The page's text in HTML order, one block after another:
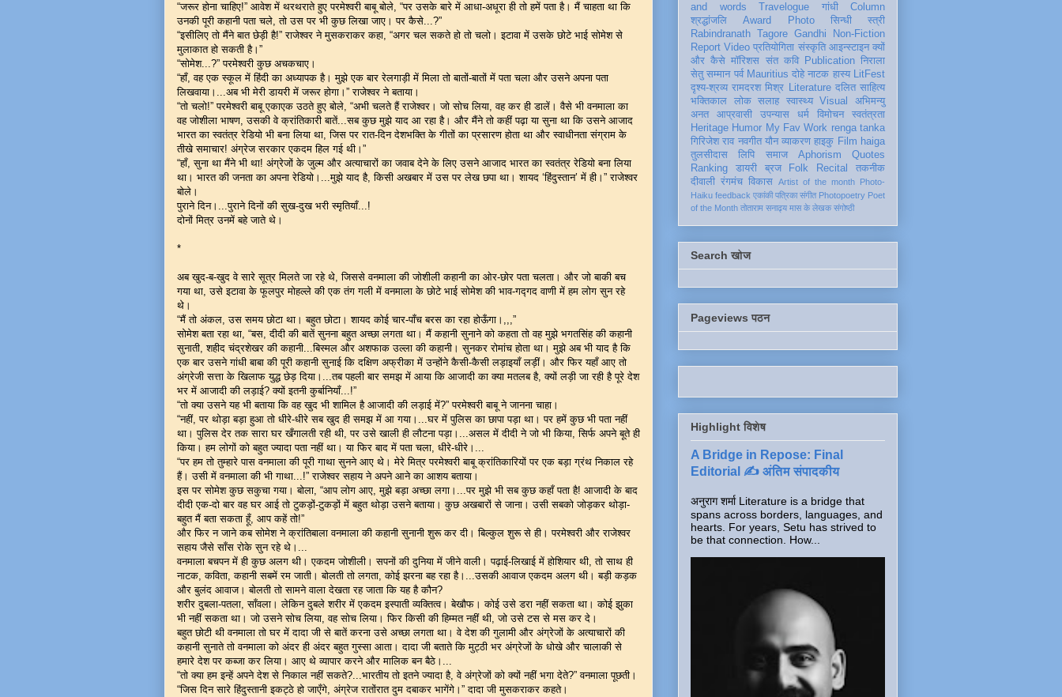
“जरूर होना चाहिए!” आवेश में थरथराते हुए परमेश्वरी बाबू बोले, “पर उसके बारे में आधा-अधूरा ही तो हमें पता है। मैं चाहता था कि
उनकी पूरी कहानी पता चले, तो उस पर भी कुछ लिखा जाए। पर कैसे...?”
“इसीलिए तो मैंने बात छेड़ी है!” राजेश्वर ने मुसकराकर कहा, “अगर चल सकते हो तो चलो। इटावा में उसके छोटे भाई सोमेश से
मुलाकात हो सकती है।”
“सोमेश...?” परमेश्वरी कुछ अचकचाए।
“हाँ, वह एक स्कूल में हिंदी का अध्यापक है। मुझे एक बार रेलगाड़ी में मिला तो बातों-बातों में पता चला और उसने अपना पता
लिखवाया।...अब भी मेरी डायरी में जरूर होगा।” राजेश्वर ने बताया।
“तो चलो!” परमेश्वरी बाबू एकाएक उठते हुए बोले, “अभी चलते हैं राजेश्वर। जो सोच लिया, वह कर ही डालें। वैसे भी वनमाला का
वह जोशीला भाषण, उसकी वे क्रांतिकारी बातें...सब कुछ मुझे याद आ रहा है। और मैंने तो कहीं पढ़ा या सुना था कि उसने आजाद
भारत का स्वतंत्र रेडियो भी बना लिया था, जिस पर रात-दिन देशभक्ति के गीतों का प्रसारण होता था और स्वाधीनता संग्राम के
तीखे समाचार! अंग्रेज सरकार एकदम हिल गई थी।”
“हाँ, सुना था मैंने भी था! अंग्रेजों के जुल्म और अत्याचारों का जवाब देने के लिए उसने आजाद भारत का स्वतंत्र रेडियो बना लिया
था। भारत की जनता का अपना रेडियो।...मुझे याद है, किसी अखबार में उस पर लेख छपा था। शायद ‘हिंदुस्तान’ में ही।” राजेश्वर
बोले।
पुराने दिन।...पुराने दिनों की सुख-दुख भरी स्मृतियाँ...!
दोनों मित्र उनमें बहे जाते थे।
*
अब खुद-ब-खुद वे सारे सूत्र मिलते जा रहे थे, जिससे वनमाला की जोशीली कहानी का ओर-छोर पता चलता। और जो बाकी बच
गया था, उसे इटावा के फूलपुर मोहल्ले की एक तंग गली में वनमाला के छोटे भाई सोमेश की भाव-गद्गद वाणी में हम लोग सुन रहे
थे।
“मैं तो अंकल, उस समय छोटा था। बहुत छोटा। शायद कोई चार-पाँच बरस का रहा होऊँगा।,,,”
सोमेश बता रहा था, “बस, दीदी की बातें सुनना बहुत अच्छा लगता था। मैं कहानी सुनाने को कहता तो वह मुझे भगतसिंह की कहानी
सुनाती, शहीद चंद्रशेखर की कहानी...बिस्मल और अशफाक उल्ला की कहानी। सुनकर रोमांच होता था। मुझे अब भी याद है कि
एक बार उसने गांधी बाबा की पूरी कहानी सुनाई कि दक्षिण अफ्रीका में उन्होंने कैसी-कैसी लड़ाइयाँ लड़ीं। और फिर यहाँ आए तो
अंग्रेजी सत्ता के खिलाफ युद्ध छेड़ दिया।...तब पहली बार समझ में आया कि आजादी का क्या मतलब है, क्यों लड़ी जा रही है पूरे देश
भर में आजादी की लड़ाई? क्यों इतनी कुर्बानियाँ...!”
“तो क्या उसने यह भी बताया कि वह खुद भी शामिल है आजादी की लड़ाई में?” परमेश्वरी बाबू ने जानना चाहा।
“नहीं, पर थोड़ा बड़ा हुआ तो धीरे-धीरे सब खुद ही समझ में आ गया।...घर में पुलिस का छापा पड़ा था। पर हमें कुछ भी पता नहीं
था। पुलिस देर तक सारा घर खँगालती रही थी, पर उसे खाली ही लौटना पड़ा।...असल में दीदी ने जो भी किया, सिर्फ अपने बूते ही
किया। हम लोगों को बहुत ज्यादा पता नहीं था। या फिर बाद में पता चला, धीरे-धीरे।...
“पर हम तो तुम्हारे पास वनमाला की पूरी गाथा सुनने आए थे। मेरे मित्र परमेश्वरी बाबू क्रांतिकारियों पर एक बड़ा ग्रंथ निकाल रहे
हैं। उसी में वनमाला की भी गाथा...!” राजेश्वर सहाय ने अपने आने का आशय बताया।
इस पर सोमेश कुछ सकुचा गया। बोला, “आप लोग आए, मुझे बड़ा अच्छा लगा।...पर मुझे भी सब कुछ कहाँ पता है! आजादी के बाद
दीदी एक-दो बार वह घर आई तो टुकड़ों-टुकड़ों में बहुत थोड़ा उसने बताया। कुछ अखबारों से जाना। उसी सबको जोड़कर थोड़ा-
बहुत मैं बता सकता हूँ, आप कहें तो!”
और फिर न जाने कब सोमेश ने क्रांतिबाला वनमाला की कहानी सुनानी शुरू कर दी। बिल्कुल शुरू से ही। परमेश्वरी और राजेश्वर
सहाय जैसे साँस रोके सुन रहे थे।...
वनमाला बचपन में ही कुछ अलग थी। एकदम जोशीली। सपनों की दुनिया में जीने वाली। पढ़ाई-लिखाई में होशियार थी, तो साथ ही
नाटक, कविता, कहानी सबमें रम जाती। बोलती तो लगता, कोई झरना बह रहा है।...उसकी आवाज एकदम अलग थी। बड़ी कड़क
और बुलंद आवाज। बोलती तो सामने वाला देखता रह जाता कि यह है कौन?
शरीर दुबला-पतला, साँवला। लेकिन दुबले शरीर में एकदम इस्पाती व्यक्तित्व। बेखौफ। कोई उसे डरा नहीं सकता था। कोई झुका
भी नहीं सकता था। जो उसने सोच लिया, वह सोच लिया। फिर किसी की हिम्मत नहीं थी, जो उसे टस से मस कर दे।
बहुत छोटी थी वनमाला तो घर में दादा जी से बातें करना उसे अच्छा लगता था। वे देश की गुलामी और अंग्रेजों के अत्याचारों की
कहानी सुनाते तो वनमाला को अंदर ही अंदर बहुत गुस्सा आता। दादा जी बताते कि मुट्ठी भर अंग्रेजों के धोखे और चालाकी से
हमारे देश पर कब्जा कर लिया। आए थे व्यापार करने और मालिक बन बैठे।...
“तो क्या हम इन्हें अपने देश से निकाल नहीं सकते?...भारतीय तो इतने ज्यादा है, वे अंग्रेजों को क्यों नहीं भगा देते?” वनमाला पूछती।
“जिस दिन सारे हिंदुस्तानी इकट्ठे हो जाएँगे, अंग्रेज रातोंरात दुम दबाकर भागेंगे।” दादा जी मुसकराकर कहते।
and words
Travelogue गांधी
Column
श्रद्धांजलि
Award Photo सिन्धी
स्त्री
Rabindranath Tagore Gandhi
Non-Fiction
Report Video प्रतियोगिता संस्कृति आइन्स्टाइन क्यों
और कैसे मॉरिशस संत कवि Publication निराला
सेतु सम्मान पर्व Mauritius दोहे नाटक हास्य LitFest
दृश्य-श्रव्य रामदरश मिश्र Literature दलित साहित्य
भक्तिकाल
लोक सलाह स्वास्थ्य Visual
अभिमन्यु
अनत
आप्रवासी उपन्यास धर्म विमोचन
स्वतंत्रता
Heritage Humor My Fav Work renga tanka
गिरिजेश राव नवगीत यौन व्याकरण हाइकु Film haiga
तुलसीदास
लिपि समाज Aphorism
Quotes
Ranking
डायरी ब्रज Folk Recital
तकनीक
दीवाली रंगमंच विकास Artist of the month Photo-
Haiku feedback एकांकी पत्रिका संगीत Photopoetry Poet
of the Month तोताराम सनाढ्य मास के लेखक संगोष्ठी
Search खोज
Pageviews पठन
Highlight विशेष
A Bridge in Repose: Final
Editorial ✍️ अंतिम संपादकीय
अनुराग शर्मा Literature is a bridge that
spans across borders, languages, and
hearts. For years, Setu has strived to
be that connection. How...